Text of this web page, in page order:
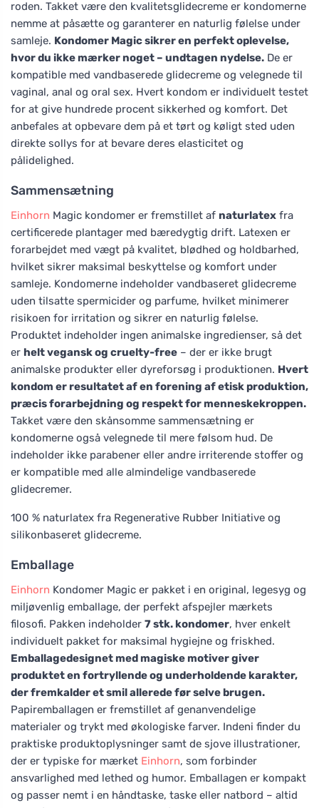
roden. Takket være den kvalitetsglidecreme er kondomerne
nemme at påsætte og garanterer en naturlig følelse under
samleje. Kondomer Magic sikrer en perfekt oplevelse,
hvor du ikke mærker noget – undtagen nydelse. De er
kompatible med vandbaserede glidecreme og velegnede til
vaginal, anal og oral sex. Hvert kondom er individuelt testet
for at give hundrede procent sikkerhed og komfort. Det
anbefales at opbevare dem på et tørt og køligt sted uden
direkte sollys for at bevare deres elasticitet og
pålidelighed.
Sammensætning
Einhorn Magic kondomer er fremstillet af naturlatex fra
certificerede plantager med bæredygtig drift. Latexen er
forarbejdet med vægt på kvalitet, blødhed og holdbarhed,
hvilket sikrer maksimal beskyttelse og komfort under
samleje. Kondomerne indeholder vandbaseret glidecreme
uden tilsatte spermicider og parfume, hvilket minimerer
risikoen for irritation og sikrer en naturlig følelse.
Produktet indeholder ingen animalske ingredienser, så det
er helt vegansk og cruelty-free – der er ikke brugt
animalske produkter eller dyreforsøg i produktionen. Hvert
kondom er resultatet af en forening af etisk produktion,
præcis forarbejdning og respekt for menneskekroppen.
Takket være den skånsomme sammensætning er
kondomerne også velegnede til mere følsom hud. De
indeholder ikke parabener eller andre irriterende stoffer og
er kompatible med alle almindelige vandbaserede
glidecremer.
100 % naturlatex fra Regenerative Rubber Initiative og
silikonbaseret glidecreme.
Emballage
Einhorn Kondomer Magic er pakket i en original, legesyg og
miljøvenlig emballage, der perfekt afspejler mærkets
filosofi. Pakken indeholder 7 stk. kondomer, hver enkelt
individuelt pakket for maksimal hygiejne og friskhed.
Emballagedesignet med magiske motiver giver
produktet en fortryllende og underholdende karakter,
der fremkalder et smil allerede før selve brugen.
Papiremballagen er fremstillet af genanvendelige
materialer og trykt med økologiske farver. Indeni finder du
praktiske produktoplysninger samt de sjove illustrationer,
der er typiske for mærket Einhorn, som forbinder
ansvarlighed med lethed og humor. Emballagen er kompakt
og passer nemt i en håndtaske, taske eller natbord – altid